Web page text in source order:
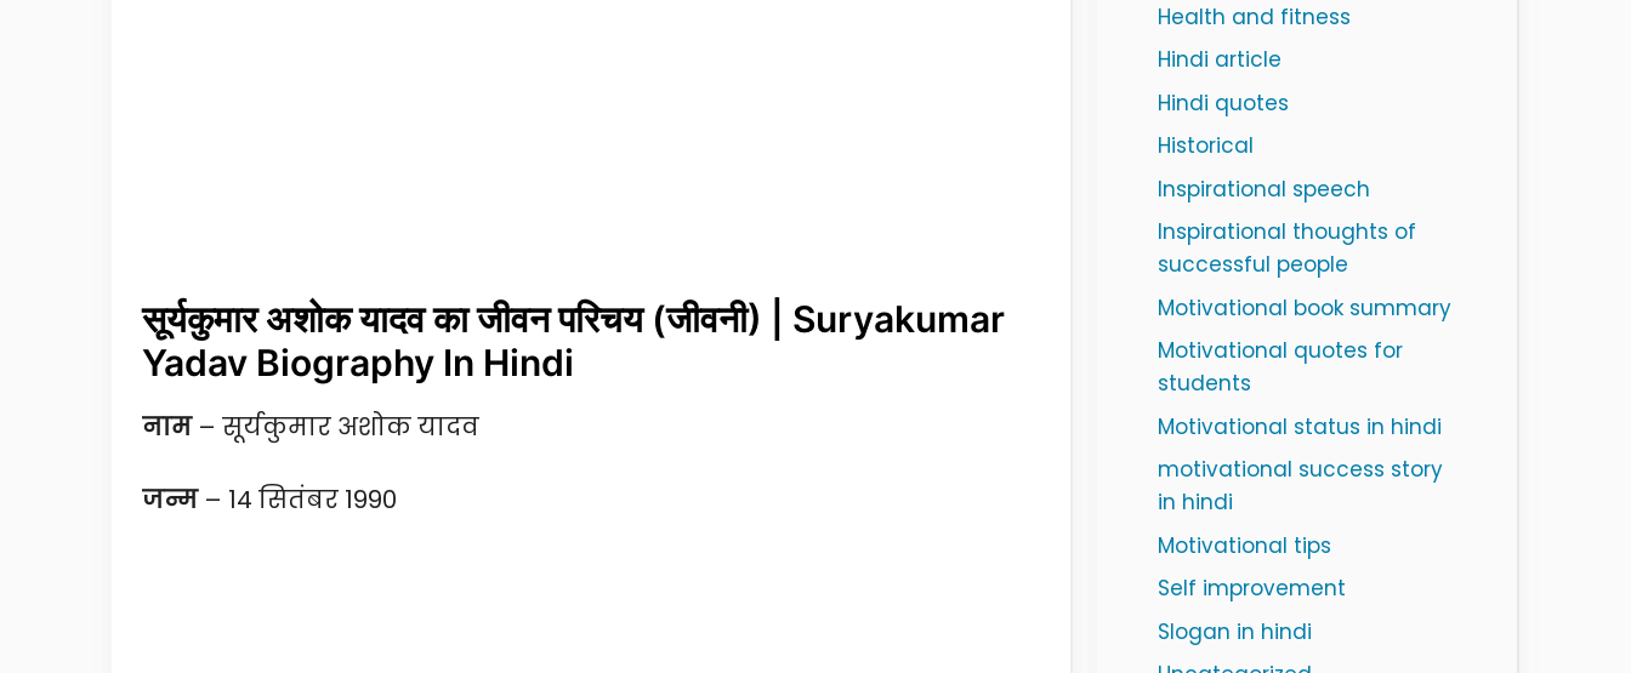
सूर्यकुमार अशोक यादव का जीवन परिचय (जीवनी) | Suryakumar
Yadav Biography In Hindi
नाम– सूर्यकुमार अशोक यादव
जन्म– 14 सितंबर 1990
Health and fitness
Hindi article
Hindi quotes
Historical
Inspirational speech
Inspirational thoughts of
successful people
Motivational book summary
Motivational quotes for
students
Motivational status in hindi
motivational success story
in hindi
Motivational tips
Self improvement
Slogan in hindi